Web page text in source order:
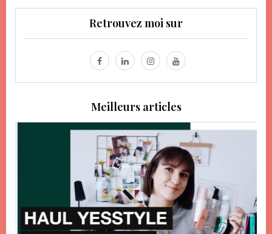
Retrouvez moi sur
Meilleurs articles